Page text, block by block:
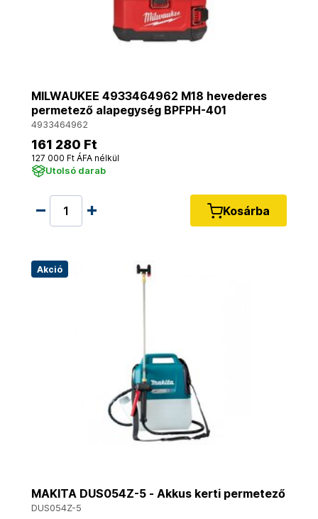
MILWAUKEE 4933464962 M18 hevederes
permetező alapegység BPFPH-401
4933464962
161 280 Ft
127 000 Ft ÁFA nélkül
Utolsó darab
Kosárba
Akció
MAKITA DUS054Z-5 - Akkus kerti permetező
DUS054Z-5